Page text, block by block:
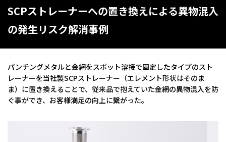
SCPストレーナーへの置き換えによる異物混入
の発生リスク解消事例
パンチングメタルと金網をスポット溶接で固定したタイプのスト
レーナーを当社製SCPストレーナー（エレメント形状はそのま
ま）に置き換えることで、従来品で抱えていた金網の異物混入を防
ぐ事ができ、お客様満足の向上に繋がった。